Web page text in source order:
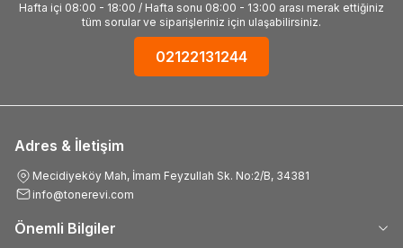
Hafta içi 08:00 - 18:00 / Hafta sonu 08:00 - 13:00 arası merak ettiğiniz
tüm sorular ve siparişleriniz için ulaşabilirsiniz.
02122131244
Adres & İletişim
Mecidiyeköy Mah, İmam Feyzullah Sk. No:2/B, 34381
info@tonerevi.com
Önemli Bilgiler